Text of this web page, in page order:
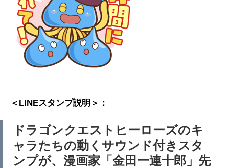
＜LINEスタンプ説明＞：
ドラゴンクエストヒーローズのキ
ャラたちの動くサウンド付きスタ
ンプが、漫画家「金田一連十郎」先